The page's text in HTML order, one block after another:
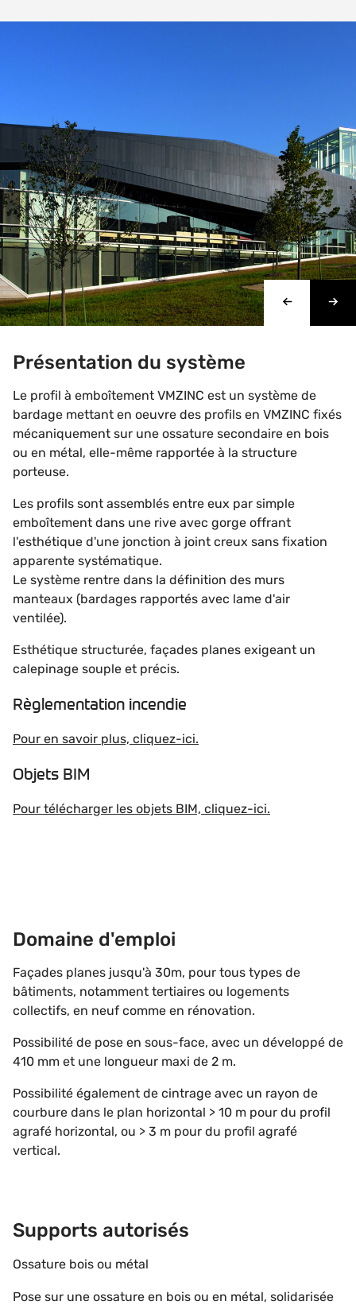
Présentation du système
Le profil à emboîtement VMZINC est un système de
bardage mettant en oeuvre des profils en VMZINC fixés
mécaniquement sur une ossature secondaire en bois
ou en métal, elle-même rapportée à la structure
porteuse.
Les profils sont assemblés entre eux par simple
emboîtement dans une rive avec gorge offrant
l'esthétique d'une jonction à joint creux sans fixation
apparente systématique.
Le système rentre dans la définition des murs
manteaux (bardages rapportés avec lame d'air
ventilée).
Esthétique structurée, façades planes exigeant un
calepinage souple et précis.
Règlementation incendie
Pour en savoir plus, cliquez-ici.
Objets BIM
Pour télécharger les objets BIM, cliquez-ici.
Domaine d'emploi
Façades planes jusqu'à 30m, pour tous types de
bâtiments, notamment tertiaires ou logements
collectifs, en neuf comme en rénovation.
Possibilité de pose en sous-face, avec un développé de
410 mm et une longueur maxi de 2 m.
Possibilité également de cintrage avec un rayon de
courbure dans le plan horizontal > 10 m pour du profil
agrafé horizontal, ou > 3 m pour du profil agrafé
vertical.
Supports autorisés
Ossature bois ou métal
Pose sur une ossature en bois ou en métal, solidarisée